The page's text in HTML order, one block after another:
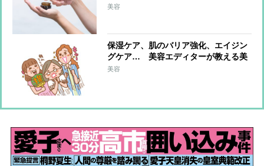
ちが選んだ逸品とその理由
美容
保湿ケア、肌のバリア強化、エイジン
グケア… 美容エディターが教える美
肌にマストな「美容成分」は？
美容